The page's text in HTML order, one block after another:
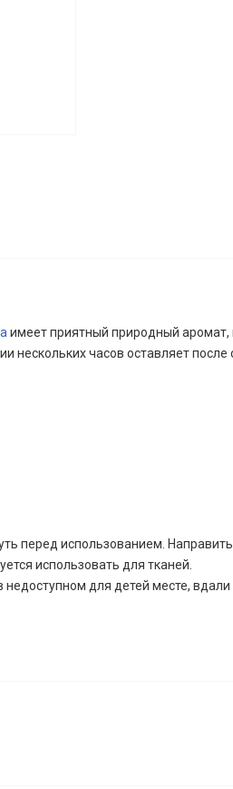
имеет приятный природный аромат,
нескольких часов оставляет после
перед использованием.
использовать для тканей.
для детей месте, вдали